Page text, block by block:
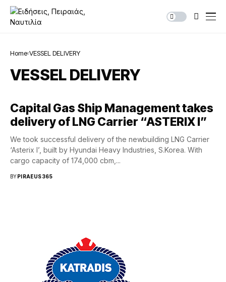
Home VESSEL DELIVERY
VESSEL DELIVERY
Capital Gas Ship Management takes
delivery of LNG Carrier “ASTERIX I”
We took successful delivery of the newbuilding LNG Carrier
‘Asterix I’, built by Hyundai Heavy Industries, S.Korea. With
cargo capacity of 174,000 cbm,...
BYPIRAEUS365